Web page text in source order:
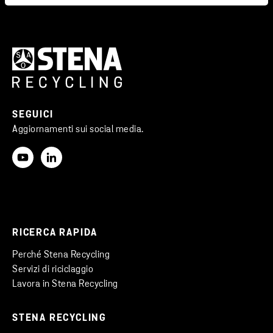
SEGUICI
Aggiornamenti sui social media.
RICERCA RAPIDA
Perché Stena Recycling
Servizi di riciclaggio
Lavora in Stena Recycling
STENA RECYCLING